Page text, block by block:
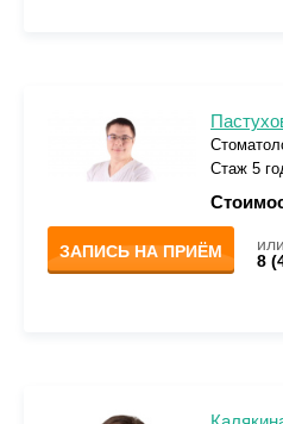
Стаж 5
ЗАПИСЬ НА ПРИЁМ
8